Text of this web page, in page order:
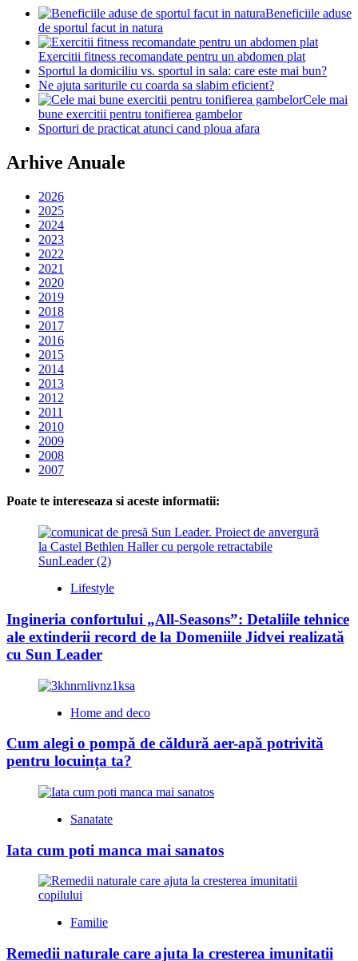
Beneficiile aduse
de sportul facut in natura
Exercitii fitness recomandate pentru un abdomen plat
Sportul la domiciliu vs. sportul in sala: care este mai bun?
Ne ajuta sariturile cu coarda sa slabim eficient?
Cele mai
bune exercitii pentru tonifierea gambelor
Sporturi de practicat atunci cand ploua afara
Arhive Anuale
2026
2025
2024
2023
2022
2021
2020
2019
2018
2017
2016
2015
2014
2013
2012
2011
2010
2009
2008
2007
Poate te intereseaza si aceste informatii:
Lifestyle
Ingineria confortului „All-Seasons”: Detaliile tehnice
ale extinderii record de la Domeniile Jidvei realizată
cu Sun Leader
Home and deco
Cum alegi o pompă de căldură aer-apă potrivită
pentru locuința ta?
Sanatate
Iata cum poti manca mai sanatos
Familie
Remedii naturale care ajuta la cresterea imunitatii